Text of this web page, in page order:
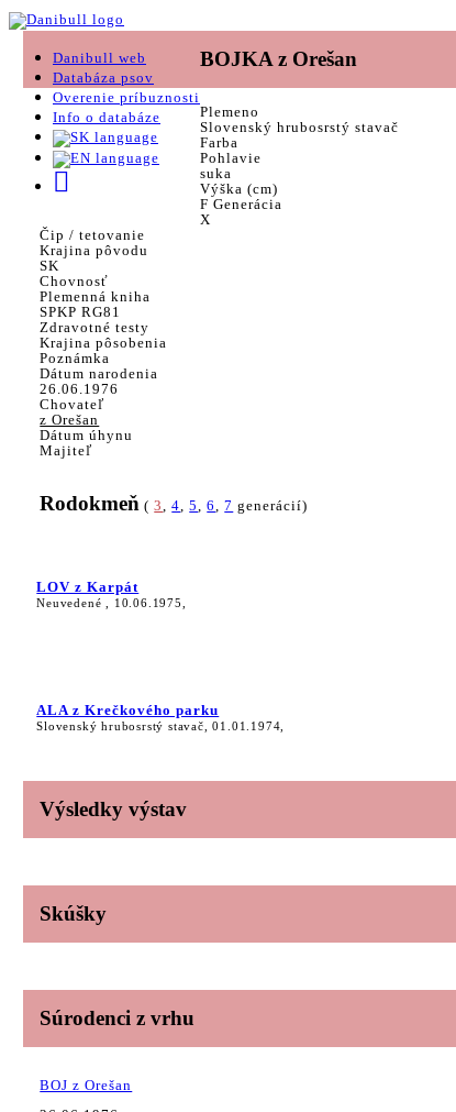
Danibull web
Databáza psov
Overenie príbuznosti
Info o databáze
BOJKA z Orešan
Plemeno
Slovenský hrubosrstý stavač
Farba
Pohlavie
suka
Výška (cm)
F Generácia
X
Čip / tetovanie
Krajina pôvodu
SK
Chovnosť
Plemenná kniha
SPKP RG81
Zdravotné testy
Krajina pôsobenia
Poznámka
Dátum narodenia
26.06.1976
Chovateľ
z Orešan
Dátum úhynu
Majiteľ
Rodokmeň (3,4,5,6,7 generácií)
LOV z Karpát
Neuvedené , 10.06.1975,
ALA z Krečkového parku
Slovenský hrubosrstý stavač, 01.01.1974,
Výsledky výstav
Skúšky
Súrodenci z vrhu
BOJ z Orešan